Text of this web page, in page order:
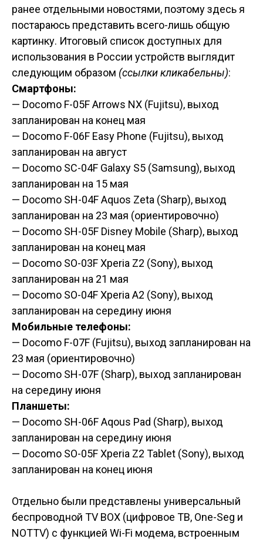
ранее отдельными новостями, поэтому здесь я
постараюсь представить всего-лишь общую
картинку. Итоговый список доступных для
использования в России устройств выглядит
следующим образом (ссылки кликабельны):
Смартфоны:
— Docomo F-05F Arrows NX (Fujitsu), выход
запланирован на конец мая
— Docomo F-06F Easy Phone (Fujitsu), выход
запланирован на август
— Docomo SC-04F Galaxy S5 (Samsung), выход
запланирован на 15 мая
— Docomo SH-04F Aquos Zeta (Sharp), выход
запланирован на 23 мая (ориентировочно)
— Docomo SH-05F Disney Mobile (Sharp), выход
запланирован на конец мая
— Docomo SO-03F Xperia Z2 (Sony), выход
запланирован на 21 мая
— Docomo SO-04F Xperia A2 (Sony), выход
запланирован на середину июня
Мобильные телефоны:
— Docomo F-07F (Fujitsu), выход запланирован на
23 мая (ориентировочно)
— Docomo SH-07F (Sharp), выход запланирован
на середину июня
Планшеты:
— Docomo SH-06F Aqous Pad (Sharp), выход
запланирован на середину июня
— Docomo SO-05F Xperia Z2 Tablet (Sony), выход
запланирован на конец июня
Отдельно были представлены универсальный
беспроводной TV BOX (цифровое ТВ, One-Seg и
NOTTV) с функцией Wi-Fi модема, встроенным